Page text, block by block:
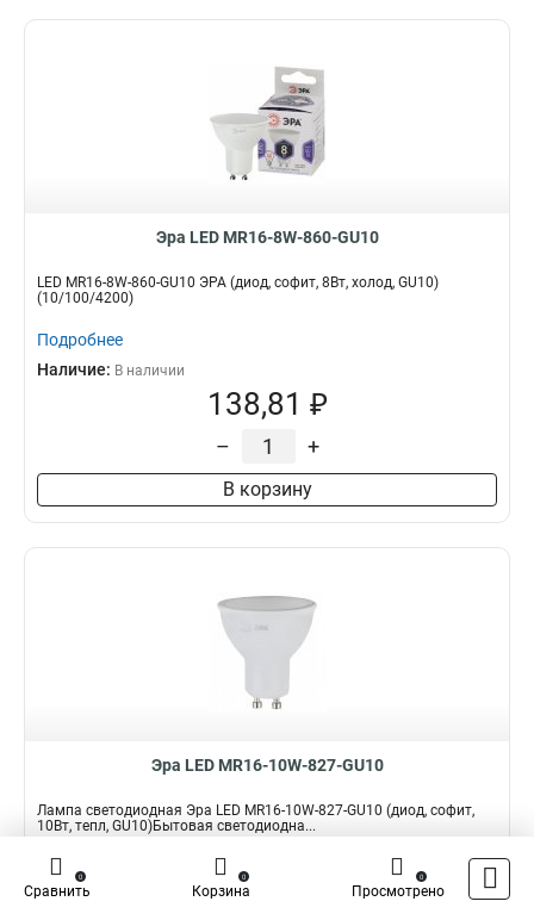
Эра LED MR16-8W-860-GU10
LED MR16-8W-860-GU10 ЭРА (диод, софит, 8Вт, холод, GU10)
(10/100/4200)
Подробнее
Наличие: В наличии
138,81 ₽
– +
В корзину
Эра LED MR16-10W-827-GU10
Лампа светодиодная Эра LED MR16-10W-827-GU10 (диод, софит,
10Вт, тепл, GU10)Бытовая светодиодна...
Подробнее
Наличие:
Сравнить
0
Корзина
0
Просмотрено
0